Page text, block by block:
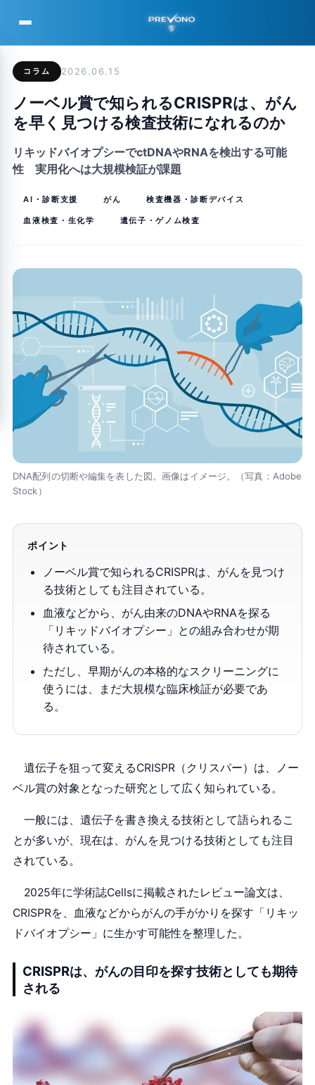
PREVONO
コラム 2026.06.15
ノーベル賞で知られるCRISPRは、がん
を早く見つける検査技術になれるのか
リキッドバイオプシーでctDNAやRNAを検出する可能
性 実用化へは大規模検証が課題
AI・診断支援 がん 検査機器・診断デバイス
血液検査・生化学 遺伝子・ゲノム検査
DNA配列の切断や編集を表した図。画像はイメージ。（写真：Adobe
Stock）
ポイント
ノーベル賞で知られるCRISPRは、がんを見つけ
る技術としても注目されている。
血液などから、がん由来のDNAやRNAを探る
「リキッドバイオプシー」との組み合わせが期
待されている。
ただし、早期がんの本格的なスクリーニングに
使うには、まだ大規模な臨床検証が必要であ
る。
遺伝子を狙って変えるCRISPR（クリスパー）は、ノー
ベル賞の対象となった研究として広く知られている。
一般には、遺伝子を書き換える技術として語られるこ
とが多いが、現在は、がんを見つける技術としても注目
されている。
2025年に学術誌Cellsに掲載されたレビュー論文は、
CRISPRを、血液などからがんの手がかりを探す「リキッ
ドバイオプシー」に生かす可能性を整理した。
CRISPRは、がんの目印を探す技術としても期待
される